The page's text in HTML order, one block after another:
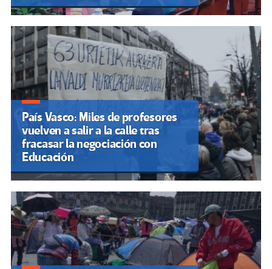
País Vasco: Miles de profesores
vuelven a salir a la calle tras
fracasar la negociación con
Educación